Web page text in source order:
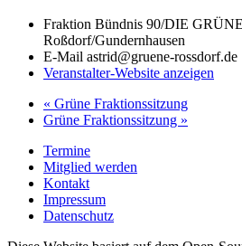
Fraktion Bündnis 90/DIE
Roßdorf/Gundernhausen
E-Mail astrid@gruene-rossdorf.de
Veranstalter-Website anzeigen
« Grüne Fraktionssitzung
Grüne Fraktionssitzung »
Termine
Mitglied werden
Kontakt
Impressum
Datenschutz